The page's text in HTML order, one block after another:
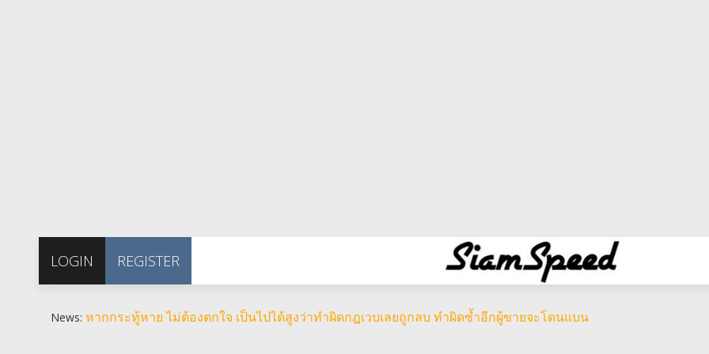
LOGIN REGISTER
News: หากกระทู้หาย ไม่ต้องตกใจ เป็นไปได้สูงว่าทำผิดกฎเวบเลยถูกลบ ทำผิดซ้ำอีกผู้ขายจะโดนแบน